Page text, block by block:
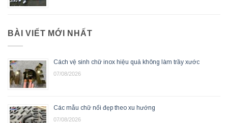
BÀI VIẾT MỚI NHẤT
Cách vệ sinh chữ inox hiệu quả không làm trầy xước
07/08/2026
Các mẫu chữ nổi đẹp theo xu hướng
07/08/2026